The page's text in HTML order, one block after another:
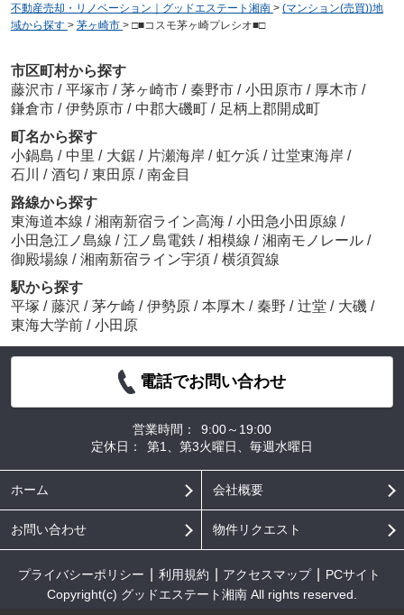
不動産売却・リノベーション｜グッドエステート湘南 > (マンション(売買))地
域から探す > 茅ヶ崎市 > □■コスモ茅ヶ崎プレシオ■□
市区町村から探す
藤沢市 / 平塚市 / 茅ヶ崎市 / 秦野市 / 小田原市 / 厚木市 /
鎌倉市 / 伊勢原市 / 中郡大磯町 / 足柄上郡開成町
町名から探す
小鍋島 / 中里 / 大鋸 / 片瀬海岸 / 虹ケ浜 / 辻堂東海岸 /
石川 / 酒匂 / 東田原 / 南金目
路線から探す
東海道本線 / 湘南新宿ライン高海 / 小田急小田原線 /
小田急江ノ島線 / 江ノ島電鉄 / 相模線 / 湘南モノレール /
御殿場線 / 湘南新宿ライン宇須 / 横須賀線
駅から探す
平塚 / 藤沢 / 茅ケ崎 / 伊勢原 / 本厚木 / 秦野 / 辻堂 / 大磯 /
東海大学前 / 小田原
電話でお問い合わせ
営業時間：
9:00～19:00
定休日：
第1、第3火曜日、毎週水曜日
ホーム 会社概要
お問い合わせ 物件リクエスト
プライバシーポリシー 利用規約 アクセスマップ
PCサイト
Copyright(c) グッドエステート湘南 All rights reserved.